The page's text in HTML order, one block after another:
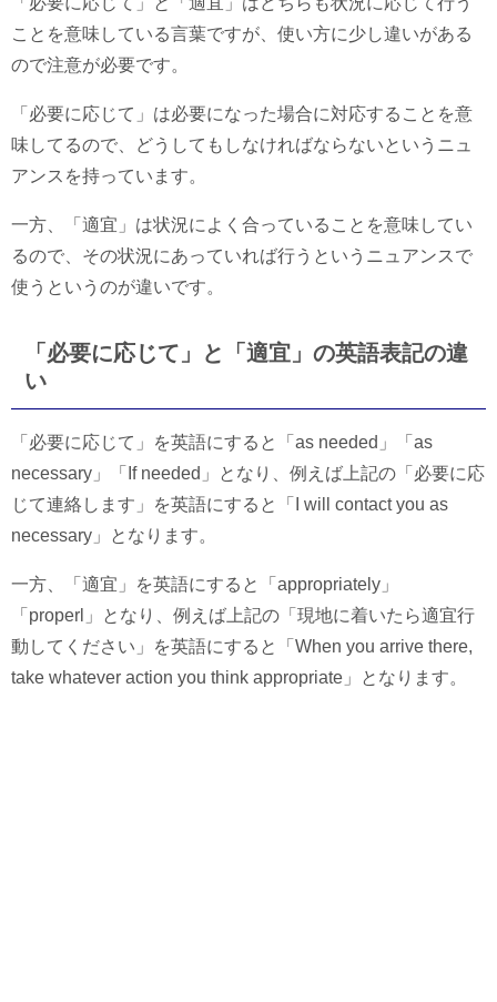
ことを意味している言葉ですが、使い方に少し違いがある
ので注意が必要です。
「必要に応じて」は必要になった場合に対応することを意
味してるので、どうしてもしなければならないというニュ
アンスを持っています。
一方、「適宜」は状況によく合っていることを意味してい
るので、その状況にあっていれば行うというニュアンスで
使うというのが違いです。
「必要に応じて」と「適宜」の英語表記の違
い
「必要に応じて」を英語にすると「as needed」「as
necessary」「If needed」となり、例えば上記の「必要に応
じて連絡します」を英語にすると「I will contact you as
necessary」となります。
一方、「適宜」を英語にすると「appropriately」
「properl」となり、例えば上記の「現地に着いたら適宜行
動してください」を英語にすると「When you arrive there,
take whatever action you think appropriate」となります。